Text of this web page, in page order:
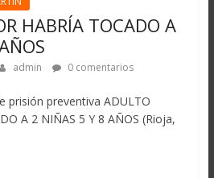
HABRÍA TOCADO A
admin 0 comentarios
prisión preventiva ADULTO
A 2 NIÑAS 5 Y 8 AÑOS (Rioja,